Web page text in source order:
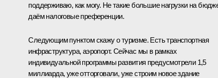
поддерживаю, как могу. Не такие большие нагрузки на
даём налоговые преференции.
Следующим пунктом скажу о туризме. Есть транспортная
инфраструктура, аэропорт. Сейчас мы в рамках
индивидуальной программы развития предусмотрели 1,5
миллиарда, уже отторговали, уже строим новое здание